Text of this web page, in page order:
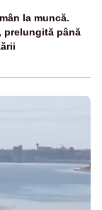
la muncă.
prelungită până